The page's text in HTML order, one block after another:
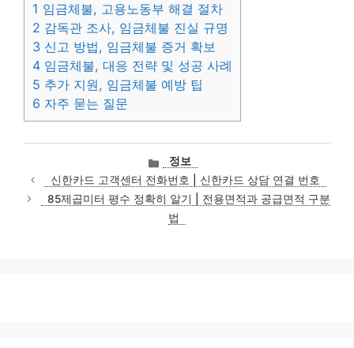
1 임금체불, 고용노동부 해결 절차
2 감독관 조사, 임금체불 진실 규명
3 신고 방법, 임금체불 증거 확보
4 임금체불, 대응 전략 및 성공 사례
5 추가 지원, 임금체불 예방 팁
6 자주 묻는 질문
카
테
고
리
정보
신한카드 고객센터 전화번호 | 신한카드 상담 연결 번호
85제곱미터 평수 정확히 알기 | 전용면적과 공급면적 구분
법